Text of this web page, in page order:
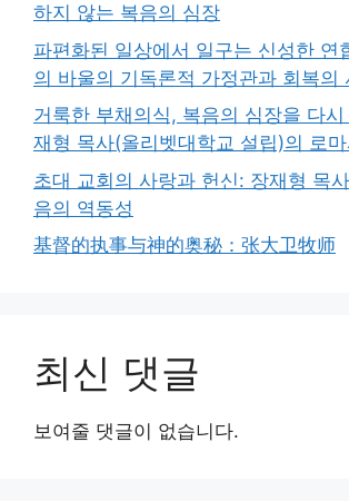
하지 않는 복음의 심장
파편화된 일상에서 일구는 신성한 연
의 바울의 기독론적 가정관과 회복의
거룩한 부채의식, 복음의 심장을 다
재형 목사(올리벳대학교 설립)의 로마
초대 교회의 사랑과 헌신: 장재형 목
음의 역동성
基督的执事与神的奥秘：张大卫牧师
최신 댓글
보여줄 댓글이 없습니다.